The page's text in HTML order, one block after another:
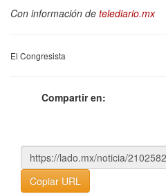
Con información de telediario.mx
El Congresista
Compartir en:
Copiar URL